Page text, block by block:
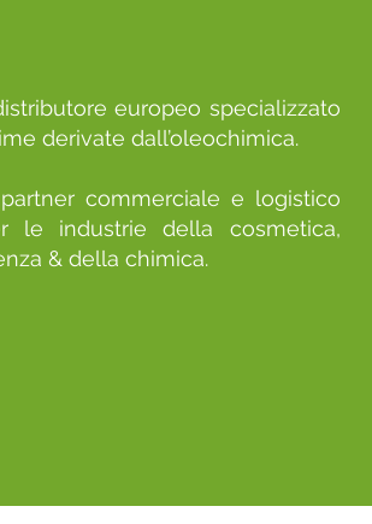
europeo specializzato
derivate dall’oleochimica.
commerciale e logistico
le industrie della cosmetica,
& della chimica.